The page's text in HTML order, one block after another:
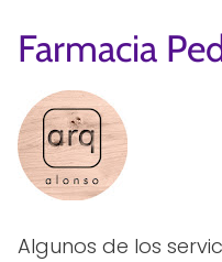
Farmacia
Algunos de los